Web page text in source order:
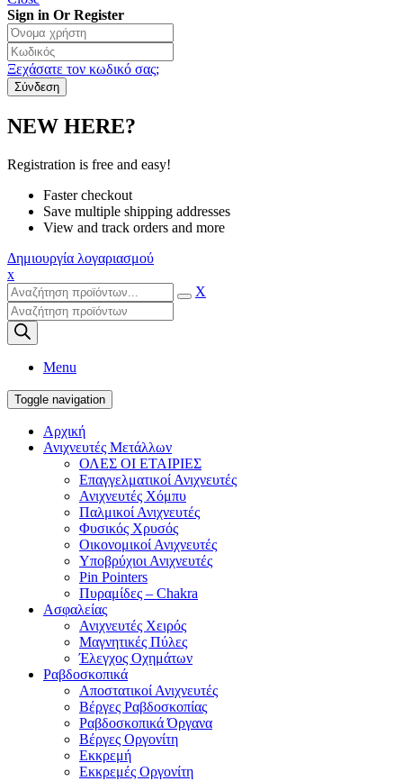
Sign in Or Register
Ξεχάσατε τον κωδικό σας;
NEW HERE?
Registration is free and easy!
Faster checkout
Save multiple shipping addresses
View and track orders and more
Δημιουργία λογαριασμού
x
X
Products
search
Menu
Toggle navigation
Αρχική
Ανιχνευτές Μετάλλων
ΟΛΕΣ ΟΙ ΕΤΑΙΡΙΕΣ
Επαγγελματικοί Ανιχνευτές
Ανιχνευτές Χόμπυ
Παλμικοί Ανιχνευτές
Φυσικός Χρυσός
Οικονομικοί Ανιχνευτές
Υποβρύχιοι Ανιχνευτές
Pin Pointers
Πυραμίδες – Chakra
Ασφαλείας
Ανιχνευτές Χειρός
Μαγνητικές Πύλες
Έλεγχος Οχημάτων
Ραβδοσκοπικά
Αποστατικοί Ανιχνευτές
Βέργες Ραβδοσκοπίας
Ραβδοσκοπικά Όργανα
Βέργες Οργονίτη
Εκκρεμή
Εκκρεμές Οργονίτη